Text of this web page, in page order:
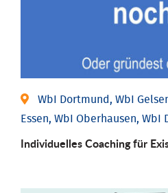
WbI Dortmund, WbI
Essen, WbI Oberhausen, WbI
Individu­elles Coaching für